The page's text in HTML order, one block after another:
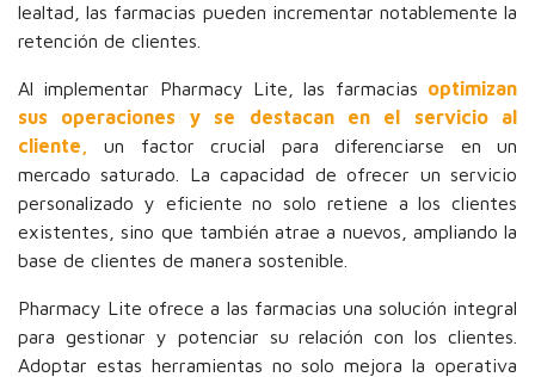
lealtad, las farmacias pueden incrementar notablemente la
retención de clientes.
Al implementar Pharmacy Lite, las farmacias optimizan
sus operaciones y se destacan en el servicio al
cliente,
un factor crucial para diferenciarse en un
mercado saturado. La capacidad de ofrecer un servicio
personalizado y eficiente no solo retiene a los clientes
existentes, sino que también atrae a nuevos, ampliando la
base de clientes de manera sostenible.
Pharmacy Lite ofrece a las farmacias una solución integral
para gestionar y potenciar su relación con los clientes.
Adoptar estas herramientas no solo mejora la operativa